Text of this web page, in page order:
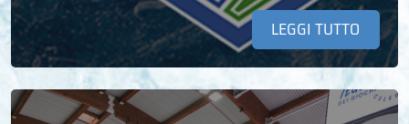
LEGGI TUTTO